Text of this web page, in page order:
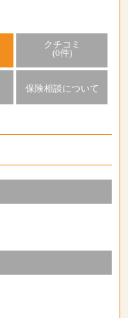
クチコミ
(0件)
保険相談について